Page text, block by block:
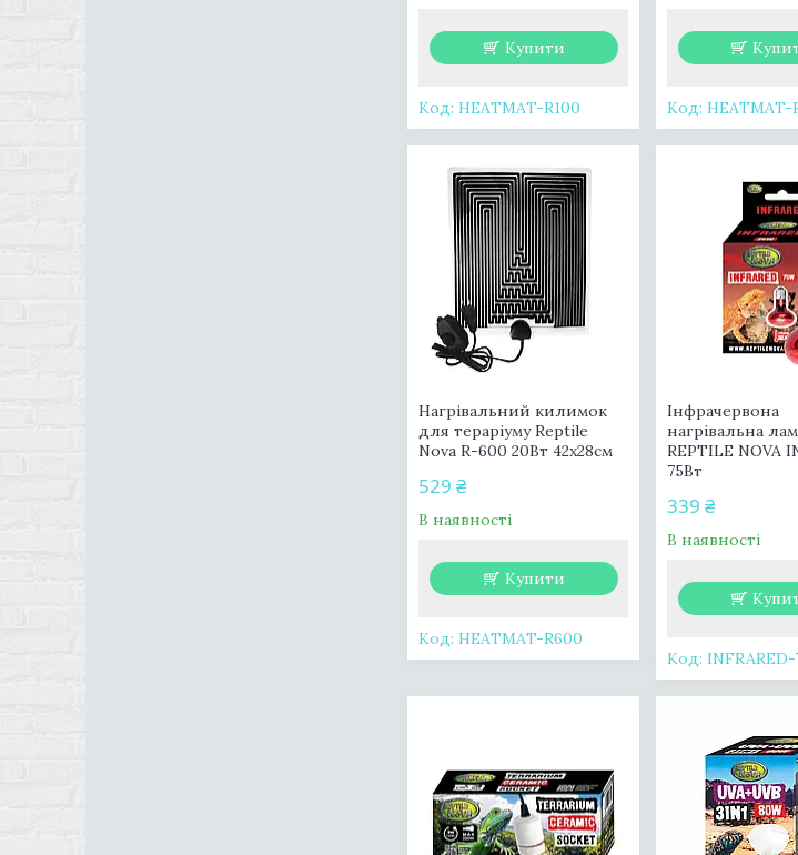
Купити
HEATMAT-R100 HEATMAT-
Нагрівальний килимок
для тераріуму Reptile
Nova R-600 20Вт 42x28см
529 ₴
В наявності
Купити
HEATMAT-R600
Інфрачервона
нагрівальна
REPTILE NOVA
75Вт
339 ₴
В наявності
INFRARED-